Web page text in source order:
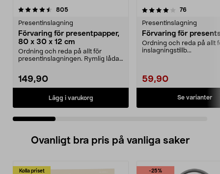
805recensioner
Presentinslagning
Förvaring för presentpapper,
80 x 30 x 12 cm
Ordning och reda på allt för
presentinslagningen. Rymlig låda
149,90
Lägg i varukorg
4.0 av 5 stjärnor 76recensioner
Presentinslagning
Förvaring för
Ordning och reda på allt
inslagningstillb...
59,90
Se varianter
4.5 av 5 stjärnor
Ovanligt bra pris på vanliga saker
Kolla priset -25%